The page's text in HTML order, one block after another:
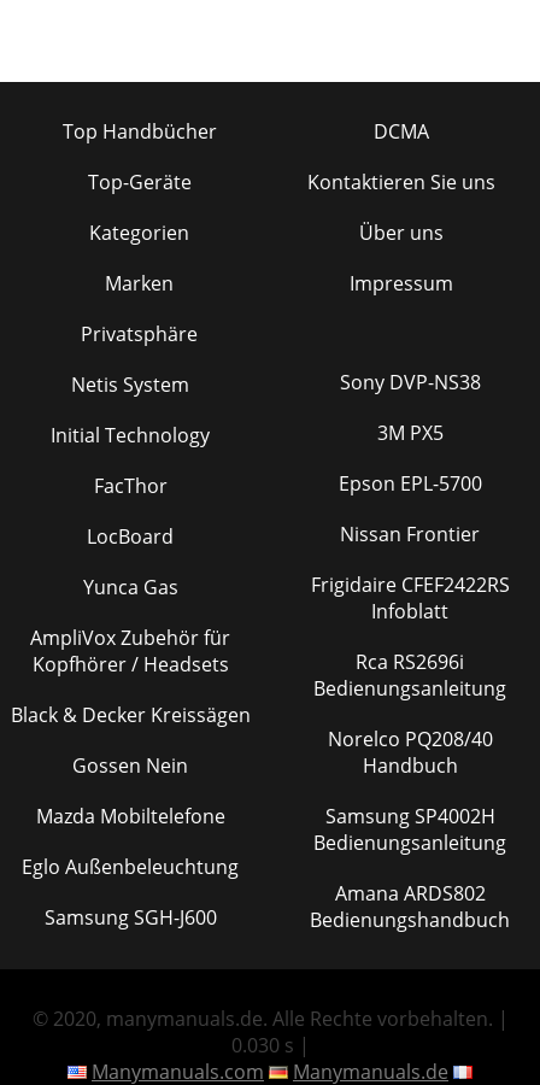
Top Handbücher
Top-Geräte
Kategorien
Marken
Privatsphäre
DCMA
Kontaktieren Sie uns
Über uns
Impressum
Netis System
Initial Technology
FacThor
LocBoard
Yunca Gas
AmpliVox Zubehör für
Kopfhörer / Headsets
Black & Decker Kreissägen
Gossen Nein
Mazda Mobiltelefone
Eglo Außenbeleuchtung
Samsung SGH-J600
Sony DVP-NS38
3M PX5
Epson EPL-5700
Nissan Frontier
Frigidaire CFEF2422RS
Infoblatt
Rca RS2696i
Bedienungsanleitung
Norelco PQ208/40
Handbuch
Samsung SP4002H
Bedienungsanleitung
Amana ARDS802
Bedienungshandbuch
© 2020, manymanuals.de. Alle Rechte vorbehalten. |
0.030 s |
Manymanuals.com
Manymanuals.de